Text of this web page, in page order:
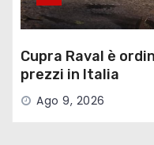
Cupra Raval è
prezzi in Italia
Ago 9, 2026